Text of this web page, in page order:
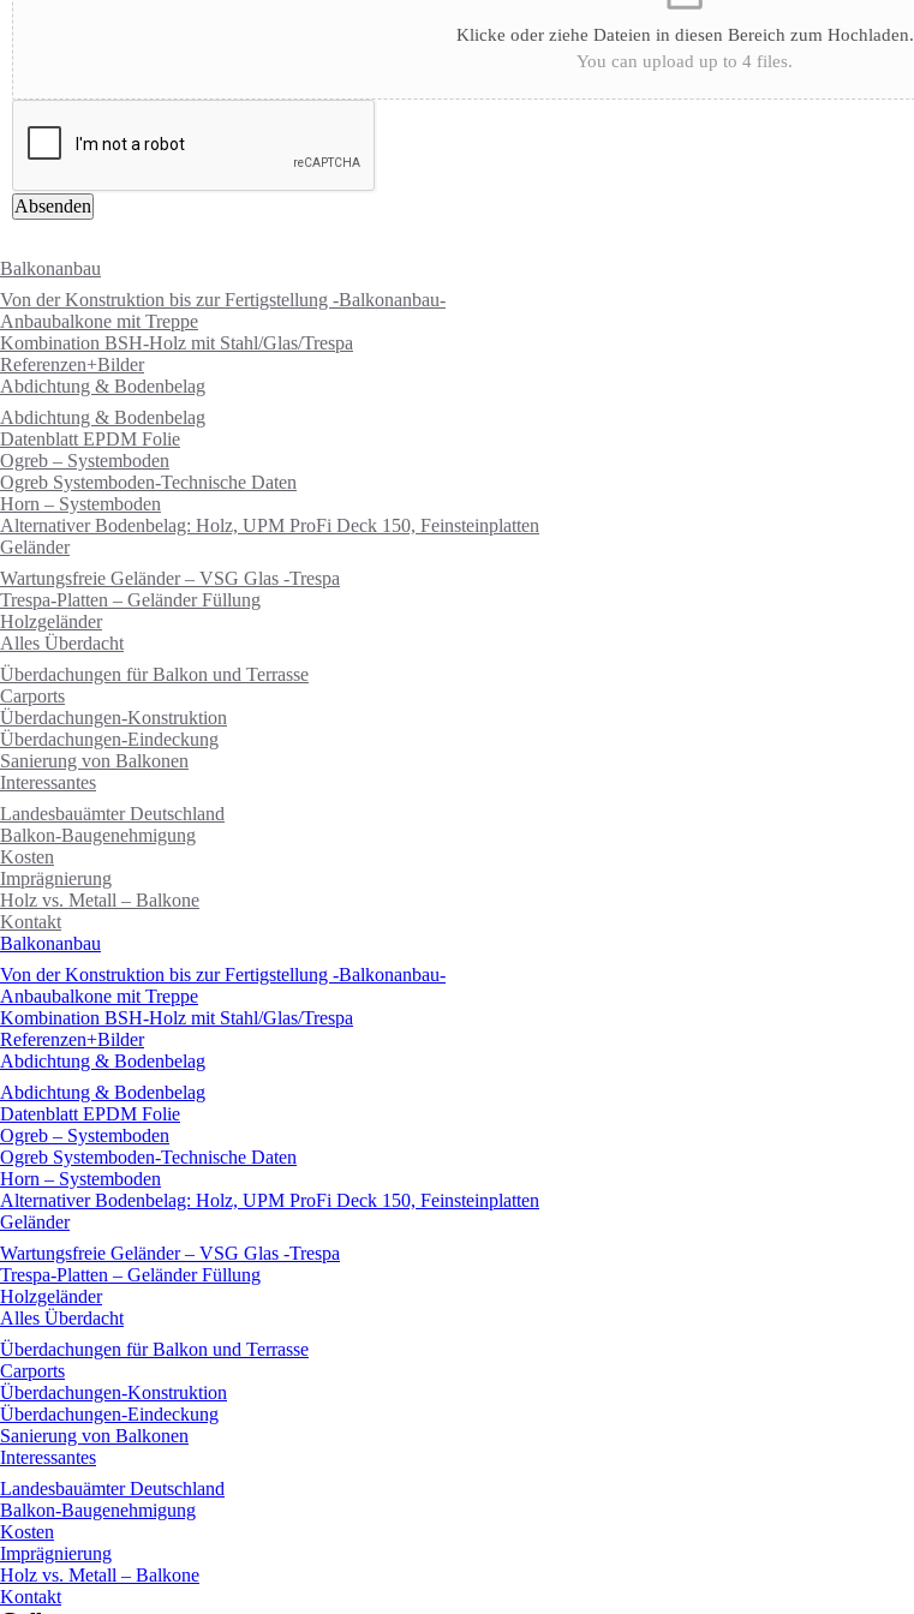
Klicke oder ziehe Dateien in diesen Bereich zum Hochladen.
You can upload up to 4 files.
Absenden
Balkonanbau
Von der Konstruktion bis zur Fertigstellung -Balkonanbau-
Anbaubalkone mit Treppe
Kombination BSH-Holz mit Stahl/Glas/Trespa
Referenzen+Bilder
Abdichtung & Bodenbelag
Abdichtung & Bodenbelag
Datenblatt EPDM Folie
Ogreb – Systemboden
Ogreb Systemboden-Technische Daten
Horn – Systemboden
Alternativer Bodenbelag: Holz, UPM ProFi Deck 150, Feinsteinplatten
Geländer
Wartungsfreie Geländer – VSG Glas -Trespa
Trespa-Platten – Geländer Füllung
Holzgeländer
Alles Überdacht
Überdachungen für Balkon und Terrasse
Carports
Überdachungen-Konstruktion
Überdachungen-Eindeckung
Sanierung von Balkonen
Interessantes
Landesbauämter Deutschland
Balkon-Baugenehmigung
Kosten
Imprägnierung
Holz vs. Metall – Balkone
Kontakt
Balkonanbau
Von der Konstruktion bis zur Fertigstellung -Balkonanbau-
Anbaubalkone mit Treppe
Kombination BSH-Holz mit Stahl/Glas/Trespa
Referenzen+Bilder
Abdichtung & Bodenbelag
Abdichtung & Bodenbelag
Datenblatt EPDM Folie
Ogreb – Systemboden
Ogreb Systemboden-Technische Daten
Horn – Systemboden
Alternativer Bodenbelag: Holz, UPM ProFi Deck 150, Feinsteinplatten
Geländer
Wartungsfreie Geländer – VSG Glas -Trespa
Trespa-Platten – Geländer Füllung
Holzgeländer
Alles Überdacht
Überdachungen für Balkon und Terrasse
Carports
Überdachungen-Konstruktion
Überdachungen-Eindeckung
Sanierung von Balkonen
Interessantes
Landesbauämter Deutschland
Balkon-Baugenehmigung
Kosten
Imprägnierung
Holz vs. Metall – Balkone
Kontakt